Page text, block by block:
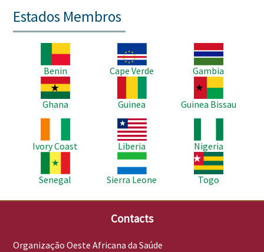
Estados Membros
Benin
Imagem
Cape Verde
Imagem
Gambia
Imagem
Ghana
Guinea
Imagem
Guinea Bissau
Ivory Coast
Imagem
Liberia
Nigeria
Imagem
Senegal
Imagem
Sierra Leone
Imagem
Togo
Contacts
Organização Oeste Africana da Saúde